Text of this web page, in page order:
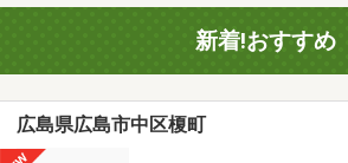
新着!おすすめ
広島県広島市中区榎町